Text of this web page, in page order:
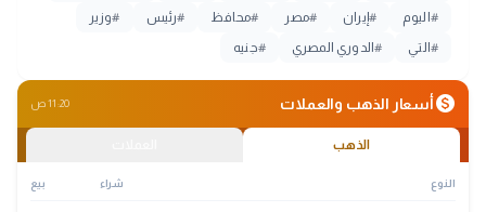
#اليوم #إيران #مصر #محافظ #رئيس #وزير
#التي #الدوري المصري #جنيه
monetization_onأسعار الذهب والعملات 11:20 ص
الذهب
النوع شراء بيع